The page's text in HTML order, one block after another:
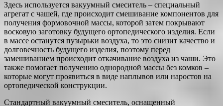
Здесь используется вакуумный смеситель – специальный
агрегат с чашей, где происходит смешивание компонентов для
получения формовочной массы, которой затем покрывают
восковую заготовку будущего ортопедического изделия. Если
в массе останутся пузырьки воздуха, то это снизит качество и
долговечность будущего изделия, поэтому перед
замешиванием происходит откачивание воздуха из чаши. Это
также помогает получению однородной массы без комков –
которые могут проявиться в виде наплывов или наростов на
ортопедической конструкции.
Стандартный вакуумный смеситель, оснащенный